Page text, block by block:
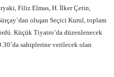
Filiz Elmas, H. İlker Çetin,
oluşan Seçici Kurul, toplam
Küçük Tiyatro’da düzenlenecek
sahiplerine verilecek olan